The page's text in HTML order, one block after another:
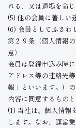
れる、又は退場を命
(5) 他の会員に著しい
(6) 会員としてふさわ
第２９条（個人情報
意）
会員は登録申込み時
アドレス等の連絡先
報」といいます。）
内容に同意するものと
(1) 当社は、個人情報
します。なお、運営